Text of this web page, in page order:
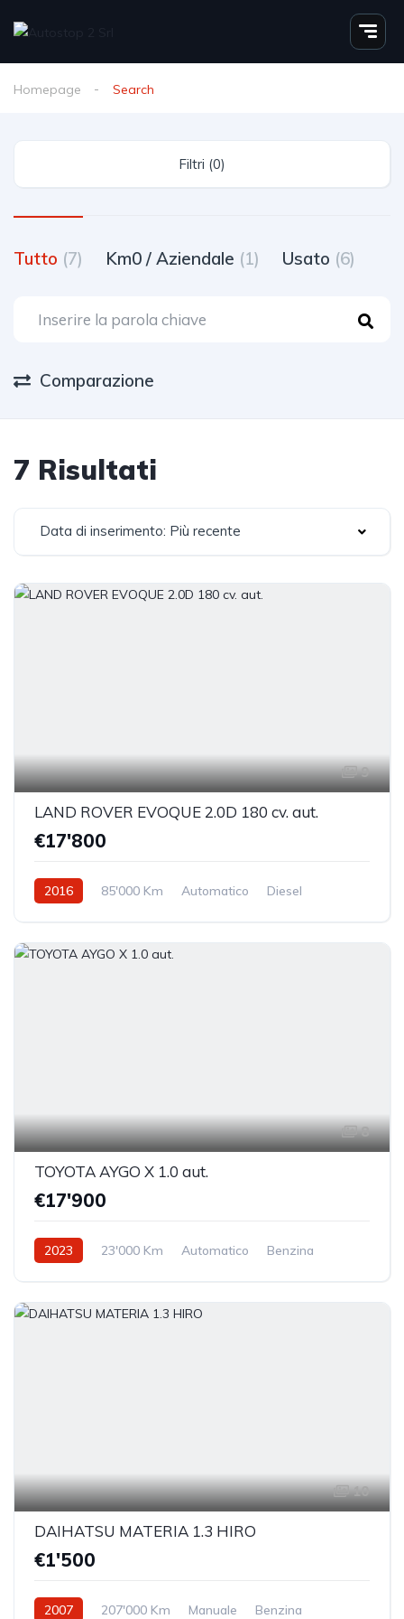
Homepage Search
Filtri (0)
Tutto (7) Km0 / Aziendale (1) Usato (6)
Comparazione
7 Risultati
Data di inserimento: Più recente
9
LAND ROVER EVOQUE 2.0D 180 cv. aut.
€17'800
2016 85'000 Km Automatico
Diesel
8
TOYOTA AYGO X 1.0 aut.
€17'900
2023 23'000 Km Automatico
Benzina
10
DAIHATSU MATERIA 1.3 HIRO
€1'500
2007 207'000 Km Manuale Benzina